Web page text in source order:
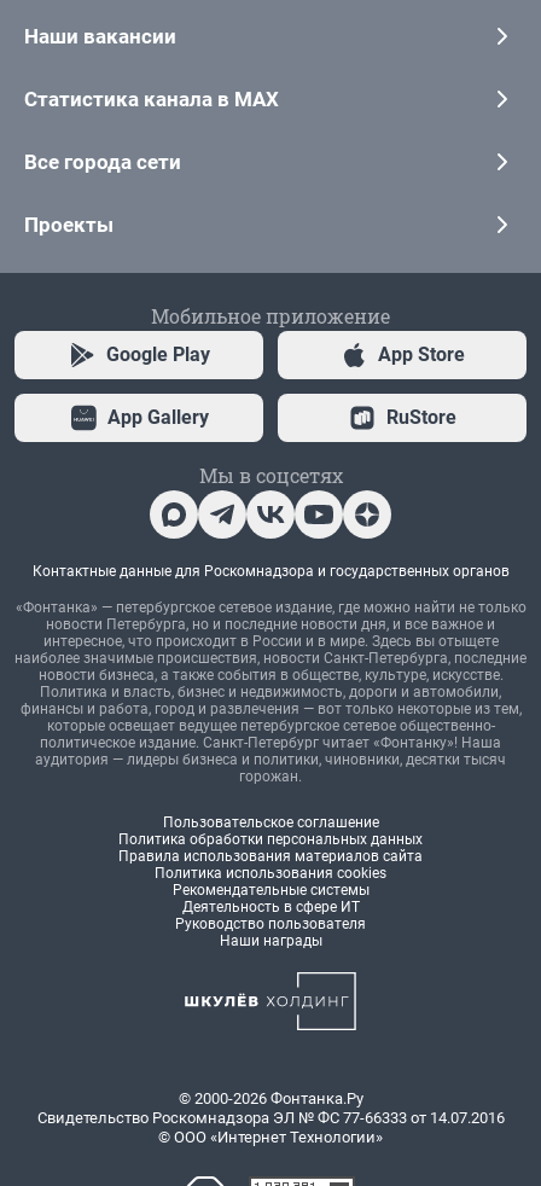
Наши вакансии
Статистика канала в MAX
Все города сети
Проекты
Мобильное приложение
Google Play App Store
App Gallery RuStore
Мы в соцсетях
Контактные данные для Роскомнадзора и государственных органов
«Фонтанка» — петербургское сетевое издание, где можно найти не только
новости Петербурга, но и последние новости дня, и все важное и
интересное, что происходит в России и в мире. Здесь вы отыщете
наиболее значимые происшествия, новости Санкт-Петербурга, последние
новости бизнеса, а также события в обществе, культуре, искусстве.
Политика и власть, бизнес и недвижимость, дороги и автомобили,
финансы и работа, город и развлечения — вот только некоторые из тем,
которые освещает ведущее петербургское сетевое общественно-
политическое издание. Санкт-Петербург читает «Фонтанку»! Наша
аудитория — лидеры бизнеса и политики, чиновники, десятки тысяч
горожан.
Пользовательское соглашение
Политика обработки персональных данных
Правила использования материалов сайта
Политика использования cookies
Рекомендательные системы
Деятельность в сфере ИТ
Руководство пользователя
Наши награды
© 2000-2026 Фонтанка.Ру
Свидетельство Роскомнадзора ЭЛ № ФС 77-66333 от 14.07.2016
© ООО «Интернет Технологии»